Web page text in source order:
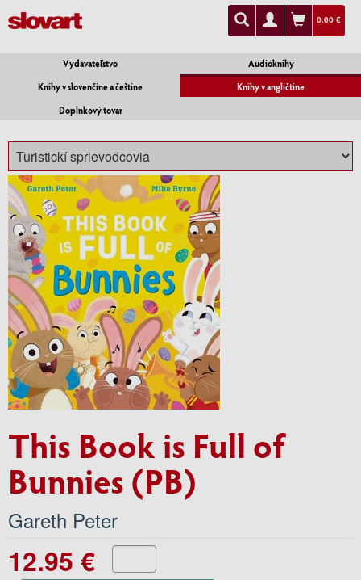
0.00 €
Vydavateľstvo
Audioknihy
Knihy v slovenčine a češtine
Knihy v angličtine
Doplnkový tovar
This Book is Full of
Bunnies (PB)
Gareth Peter
12.95 €